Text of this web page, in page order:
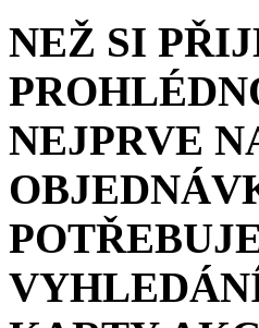
NEŽ SI
NEJPRVE